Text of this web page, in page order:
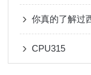
你真的了解过
CPU315